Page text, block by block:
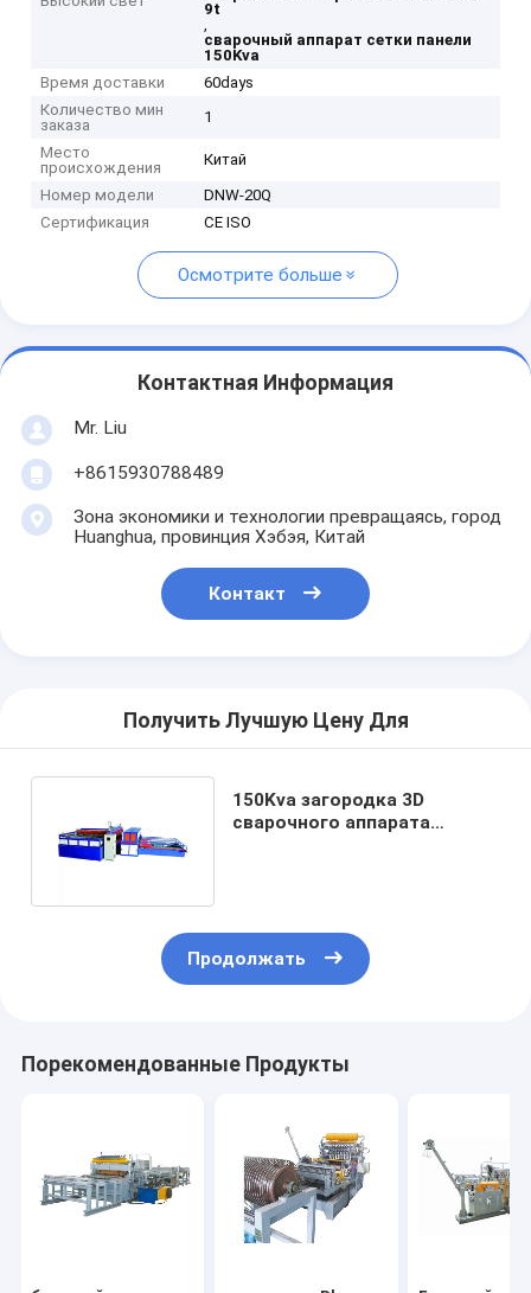
9t
,
сварочный аппарат сетки панели
150Kva
Время доставки
60days
Количество мин
заказа
1
Место
происхождения
Китай
Номер модели
DNW-20Q
Сертификация
CE ISO
Осмотрите больше
Контактная Информация
Mr. Liu
+8615930788489
Зона экономики и технологии превращаясь, город
Huanghua, провинция Хэбэя, Китай
Контакт
Получить Лучшую Цену Для
150Kva загородка 3D
сварочного аппарата
Продолжать
Порекомендованные Продукты